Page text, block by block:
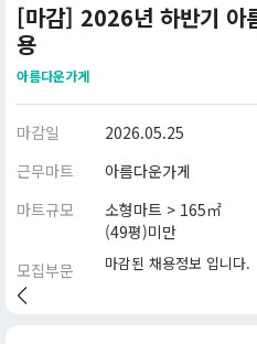
[마감] 2026년 하반기 아
용
아름다운가게
마감일
2026.05.25
근무마트
아름다운가게
마트규모
소형마트 > 165㎡
(49평)미만
모집부문
마감된 채용정보 입니다.